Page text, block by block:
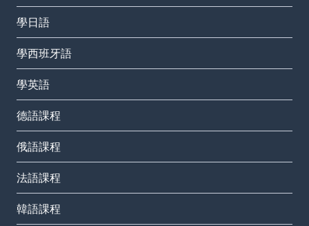
學日語
學西班牙語
學英語
德語課程
俄語課程
法語課程
韓語課程